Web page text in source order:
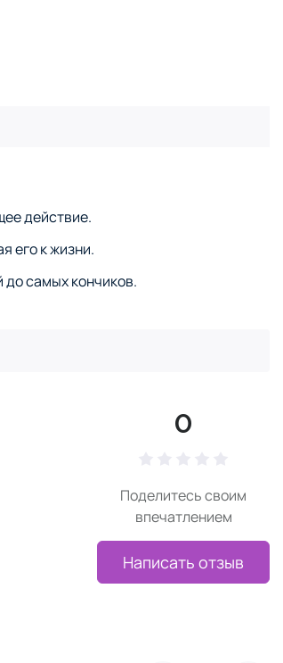
действие.
его к жизни.
до самых кончиков.
0
Поделитесь своим
впечатлением
Написать отзыв